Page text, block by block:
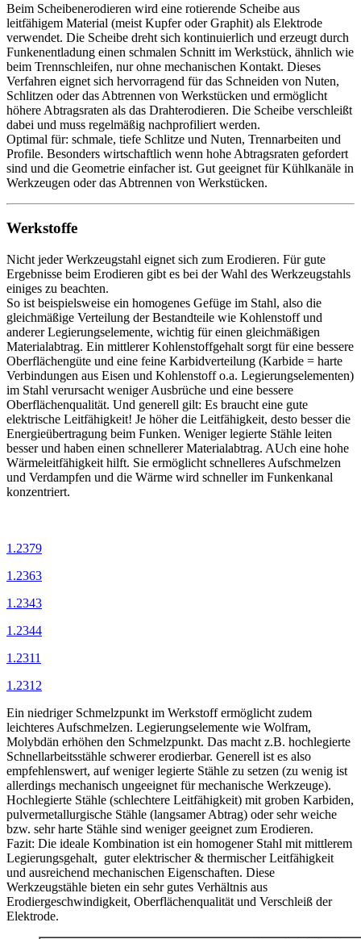
Beim Scheibenerodieren wird eine rotierende Scheibe aus
leitfähigem Material (meist Kupfer oder Graphit) als Elektrode
verwendet. Die Scheibe dreht sich kontinuierlich und erzeugt durch
Funkenentladung einen schmalen Schnitt im Werkstück, ähnlich wie
beim Trennschleifen, nur ohne mechanischen Kontakt. Dieses
Verfahren eignet sich hervorragend für das Schneiden von Nuten,
Schlitzen oder das Abtrennen von Werkstücken und ermöglicht
höhere Abtragsraten als das Drahterodieren. Die Scheibe verschleißt
dabei und muss regelmäßig nachprofiliert werden.
Optimal für: schmale, tiefe Schlitze und Nuten, Trennarbeiten und
Profile. Besonders wirtschaftlich wenn hohe Abtragsraten gefordert
sind und die Geometrie einfacher ist. Gut geeignet für Kühlkanäle in
Werkzeugen oder das Abtrennen von Werkstücken.
Werkstoffe
Nicht jeder Werkzeugstahl eignet sich zum Erodieren. Für gute
Ergebnisse beim Erodieren gibt es bei der Wahl des Werkzeugstahls
einiges zu beachten.
So ist beispielsweise ein homogenes Gefüge im Stahl, also die
gleichmäßige Verteilung der Bestandteile wie Kohlenstoff und
anderer Legierungselemente, wichtig für einen gleichmäßigen
Materialabtrag. Ein mittlerer Kohlenstoffgehalt sorgt für eine bessere
Oberflächengüte und eine feine Karbidverteilung (Karbide = harte
Verbindungen aus Eisen und Kohlenstoff o.a. Legierungselementen)
im Stahl verursacht weniger Ausbrüche und eine bessere
Oberflächenqualität. Und generell gilt: Es braucht eine gute
elektrische Leitfähigkeit! Je höher die Leitfähigkeit, desto besser die
Energieübertragung beim Funken. Weniger legierte Stähle leiten
besser und haben einen schnellerer Materialabtrag. AUch eine hohe
Wärmeleitfähigkeit hilft. Sie ermöglicht schnelleres Aufschmelzen
und Verdampfen und die Wärme wird schneller im Funkenkanal
konzentriert.
1.2379
1.2363
1.2343
1.2344
1.2311
1.2312
Ein niedriger Schmelzpunkt im Werkstoff ermöglicht zudem
leichteres Aufschmelzen. Legierungselemente wie Wolfram,
Molybdän erhöhen den Schmelzpunkt. Das macht z.B. hochlegierte
Schnellarbeitsstähle schwerer erodierbar. Generell ist es also
empfehlenswert, auf weniger legierte Stähle zu setzen (zu wenig ist
allerdings mechanisch ungeeignet für mechanische Werkzeuge).
Hochlegierte Stähle (schlechtere Leitfähigkeit) mit groben Karbiden,
pulvermetallurgische Stähle (langsamer Abtrag) oder sehr weiche
bzw. sehr harte Stähle sind weniger geeignet zum Erodieren.
Fazit: Die ideale Kombination ist ein homogener Stahl mit mittlerem
Legierungsgehalt, guter elektrischer & thermischer Leitfähigkeit
und ausreichend mechanischen Eigenschaften. Diese
Werkzeugstähle bieten ein sehr gutes Verhältnis aus
Erodiergeschwindigkeit, Oberflächenqualität und Verschleiß der
Elektrode.